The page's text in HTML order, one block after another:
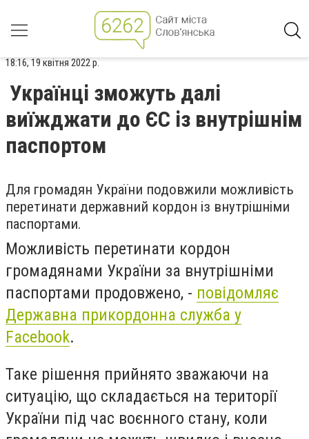
18:16, 19 квітня 2022 р.
Українці зможуть далі
виїжджати до ЄС із внутрішнім
паспортом
Для громадян України подовжили можливість
перетинати державний кордон із внутрішніми
паспортами.
Можливість перетинати кордон
громадянами України за внутрішніми
паспортами продовжено, - повідомляє
Державна прикордонна служба у
Facebook.
Таке рішення прийнято зважаючи на
ситуацію, що складається на території
України під час воєнного стану, коли